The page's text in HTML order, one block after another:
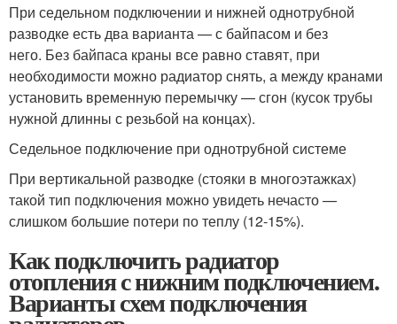
При седельном подключении и нижней однотрубной
разводке есть два варианта — с байпасом и без
него. Без байпаса краны все равно ставят, при
необходимости можно радиатор снять, а между кранами
установить временную перемычку — сгон (кусок трубы
нужной длинны с резьбой на концах).
Седельное подключение при однотрубной системе
При вертикальной разводке (стояки в многоэтажках)
такой тип подключения можно увидеть нечасто —
слишком большие потери по теплу (12-15%).
Как подключить радиатор
отопления с нижним подключением.
Варианты схем подключения